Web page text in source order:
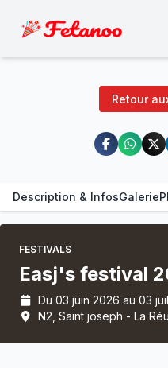
Retour
Description & InfosGalerie
FESTIVALS
Easj's festival
Du 03 juin 2026 au 03
N2, Saint joseph - La